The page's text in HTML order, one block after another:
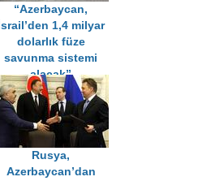
“Azerbaycan,
İsrail’den 1,4 milyar
dolarlık füze
savunma sistemi
alacak”
Rusya,
Azerbaycan’dan